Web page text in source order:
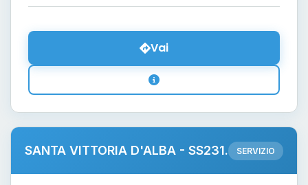
Vai
SANTA VITTORIA D'ALBA - SS231. SERVIZIO